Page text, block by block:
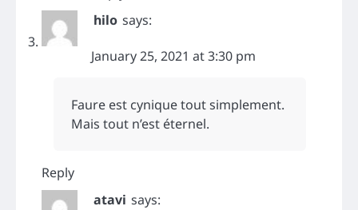
hilo says:
January 25, 2021 at 3:30 pm
Faure est cynique tout simplement.
Mais tout n’est éternel.
Reply
atavi says: